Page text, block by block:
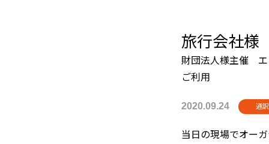
旅行会社様
財団法人様主催 エ
ご利用
2020.09.24 通訳
当日の現場でオー